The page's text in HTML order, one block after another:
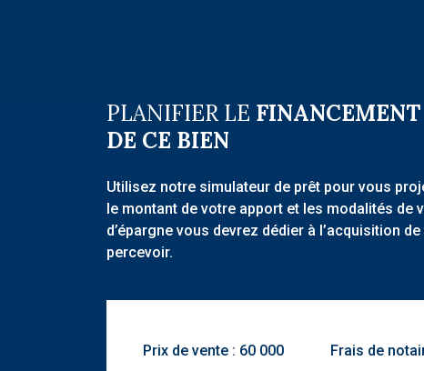
PLANIFIER LE FINANCEMENT
DE CE BIEN
Utilisez notre simulateur de prêt pour vous
le montant de votre apport et les modalités
d’épargne vous devrez dédier à l’acquisition
percevoir.
Prix de vente : Frais de